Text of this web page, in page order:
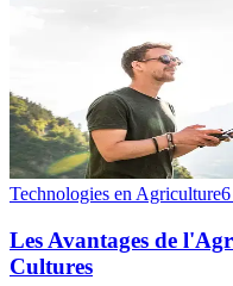
Technologies en Agriculture6
Les Avantages de
Cultures